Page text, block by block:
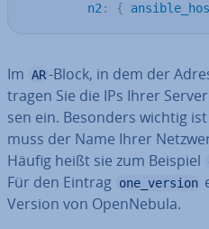
n2 : {
Im AR -Block, in dem der
tragen Sie die IPs Ihrer
sen ein. Besonders wichtig
muss der Name Ihrer
Häufig heißt sie zum Beispiel
Für den Eintrag one_version
Version von Open­Ne­bu­la.